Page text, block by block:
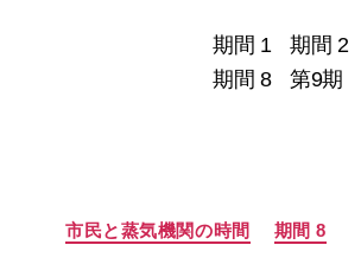
期間 1 期間 2
期間 8
第9期
カ
テ
市民と蒸気機関の時間 期間 8